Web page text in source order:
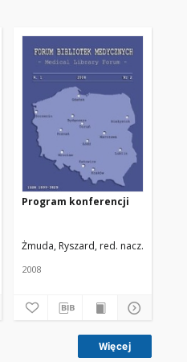
Uniwersytet Medyczny w Łodzi
Program konferencji
Żmuda, Ryszard, red. nacz.
2008
Więcej